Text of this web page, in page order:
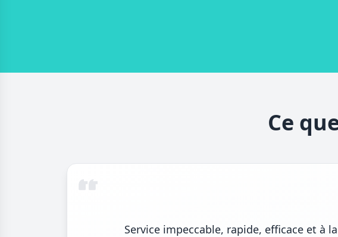
Ce
Service impeccable, rapide, efficace et à